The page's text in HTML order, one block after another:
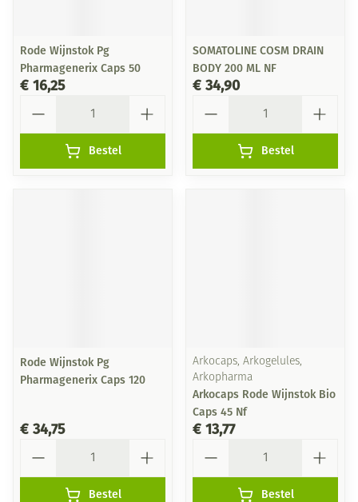
Rode Wijnstok Pg
Pharmagenerix Caps 50
€ 16,25
Bestel
SOMATOLINE COSM DRAIN
BODY 200 ML NF
€ 34,90
Bestel
Rode Wijnstok Pg
Pharmagenerix Caps 120
€ 34,75
Bestel
Arkocaps, Arkogelules,
Arkopharma
Arkocaps Rode Wijnstok Bio
Caps 45 Nf
€ 13,77
Bestel